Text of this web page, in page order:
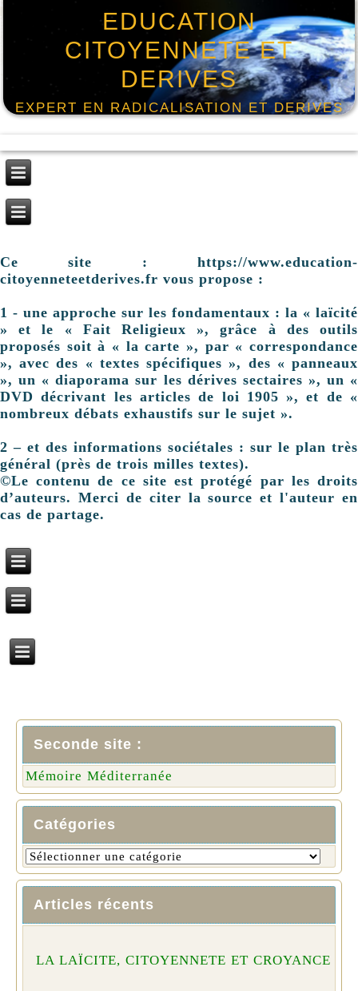
EDUCATION
CITOYENNETE ET
DERIVES
EXPERT EN RADICALISATION ET DERIVES
Ce site : https://www.education-
citoyenneteetderives.fr vous propose :
1 - une approche sur les fondamentaux : la « laïcité
» et le « Fait Religieux », grâce à des outils
proposés soit à « la carte », par « correspondance
», avec des « textes spécifiques », des « panneaux
», un « diaporama sur les dérives sectaires », un «
DVD décrivant les articles de loi 1905 », et de «
nombreux débats exhaustifs sur le sujet ».
2 – et des informations sociétales : sur le plan très
général (près de trois milles textes).
©Le contenu de ce site est protégé par les droits
d’auteurs. Merci de citer la source et l'auteur en
cas de partage.
Seconde site :
Mémoire Méditerranée
Catégories
Articles récents
LA LAÏCITE, CITOYENNETE ET CROYANCE